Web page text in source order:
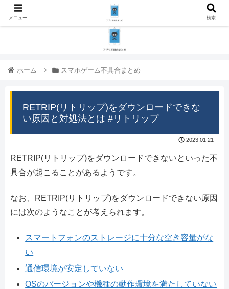
ホーム スマホゲーム不具合まとめ
RETRIP(リトリップ)をダウンロードできな
い原因と対処法とは #リトリップ
2023.01.21
RETRIP(リトリップ)をダウンロードできないといった不
具合が起こることがあるようです。
なお、RETRIP(リトリップ)をダウンロードできない原因
には次のようなことが考えられます。
スマートフォンのストレージに十分な空き容量がな
い
通信環境が安定していない
OSのバージョンや機種の動作環境を満たしていない
メニュー 検索